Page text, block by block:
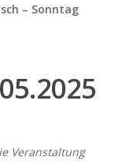
– Sonntag
Veranstaltung